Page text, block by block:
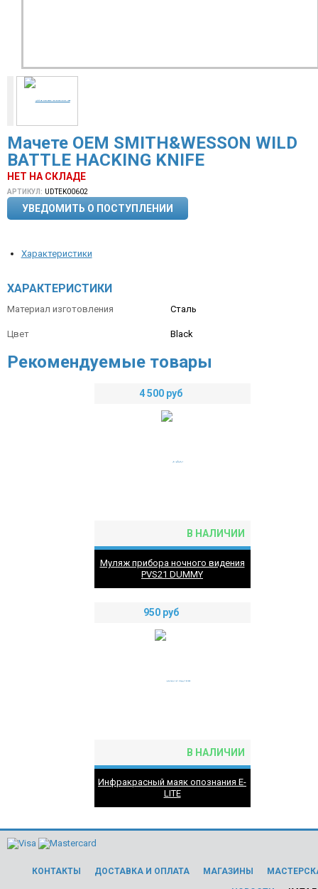
Мачете OEM SMITH&WESSON WILD
BATTLE HACKING KNIFE
НЕТ НА СКЛАДЕ
АРТИКУЛ: UDTEK00602
УВЕДОМИТЬ О ПОСТУПЛЕНИИ
Характеристики
ХАРАКТЕРИСТИКИ
Материал изготовления Сталь
Цвет Black
Рекомендуемые товары
4 500 руб
В НАЛИЧИИ
Муляж прибора ночного видения
PVS21 DUMMY
950 руб
В НАЛИЧИИ
Инфракрасный маяк опознания E-
LITE
КОНТАКТЫ ДОСТАВКА И ОПЛАТА МАГАЗИНЫ